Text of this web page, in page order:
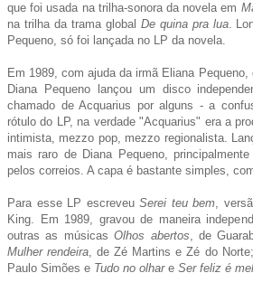
que foi usada na trilha-sonora da novela em
na trilha da trama global De quina pra lua.
Pequeno, só foi lançada no LP da novela.
Em 1989, com ajuda da irmã Eliana
Diana Pequeno lançou um disco
chamado de Acquarius por alguns - a
rótulo do LP, na verdade "Acquarius" era a
intimista, mezzo pop, mezzo regionalista.
mais raro de Diana Pequeno,
pelos correios. A capa é bastante simples,
Para esse LP escreveuSerei teu bem ,
King. Em 1989, gravou de maneira
outras as músicasOlhos abertos , de
Mulher rendeira , de Zé Martins e Zé do Norte;
Paulo Simões e Tudo no olhare Ser feliz é